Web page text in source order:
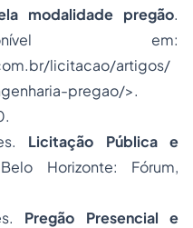
modalidade pregão.
em:
licitacao/artigos/
pregao/>.
Licitação Pública e
Horizonte: Fórum,
Pregão Presencial e